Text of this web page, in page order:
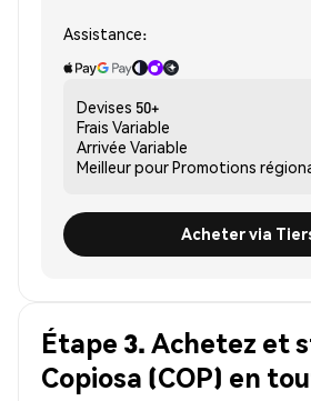
Assistance:
Devises 50+
Frais Variable
Arrivée Variable
Meilleur pourPromotions
Acheter via
Étape 3. Achetez et
Copiosa (COP) en